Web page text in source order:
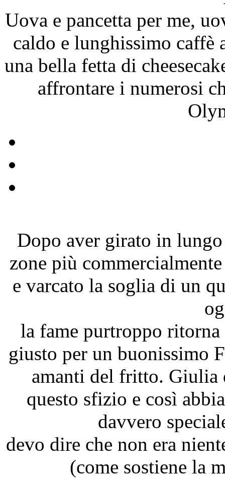
Uova e pancetta per me,
caldo e lunghissimo caffè
una bella fetta di
affrontare i numerosi
Dopo aver girato in
zone più
e varcato la soglia di un
la fame purtroppo
giusto per un buonissimo
amanti del fritto. Giulia
questo sfizio e così
davvero
devo dire che non era
(come sostiene la